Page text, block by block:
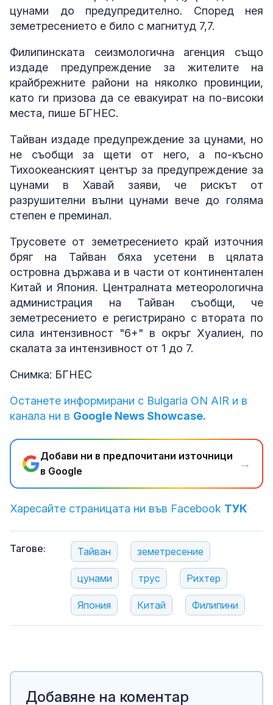
цунами до предупредително. Според нея
земетресението е било с магнитуд 7,7.
Филипинската сеизмологична агенция също
издаде предупреждение за жителите на
крайбрежните райони на няколко провинции,
като ги призова да се евакуират на по-високи
места, пише БГНЕС.
Тайван издаде предупреждение за цунами, но
не съобщи за щети от него, а по-късно
Тихоокеанският център за предупреждение за
цунами в Хавай заяви, че рискът от
разрушителни вълни цунами вече до голяма
степен е преминал.
Трусовете от земетресението край източния
бряг на Тайван бяха усетени в цялата
островна държава и в части от континентален
Китай и Япония. Централната метеорологична
администрация на Тайван съобщи, че
земетресението е регистрирано с втората по
сила интензивност "6+" в окръг Хуалиен, по
скалата за интензивност от 1 до 7.
Снимка: БГНЕС
Останете информирани с Bulgaria ON AIR и в
канала ни в Google News Showcase.
Добави ни в предпочитани източници
в Google
→
Харесайте страницата ни във Facebook ТУК
Тагове: Тайван земетресение
цунами трус Рихтер
Япония Китай Филипини
Добавяне на коментар